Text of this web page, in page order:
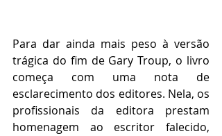
Para dar ainda mais peso à versão
trágica do fim de Gary Troup, o livro
começa com uma nota de
esclarecimento dos editores. Nela, os
profissionais da editora prestam
homenagem ao escritor falecido,